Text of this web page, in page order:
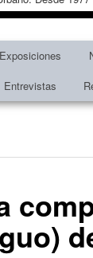
Exposiciones
Entrevistas